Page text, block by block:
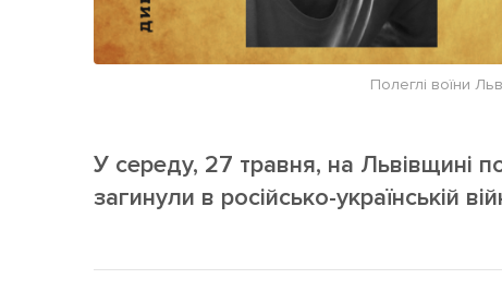
Полеглі воїни
У середу, 27 травня, на Львівщині
загинули в російсько-українській